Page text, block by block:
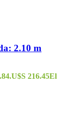
2.10 m
U$S 216.45El